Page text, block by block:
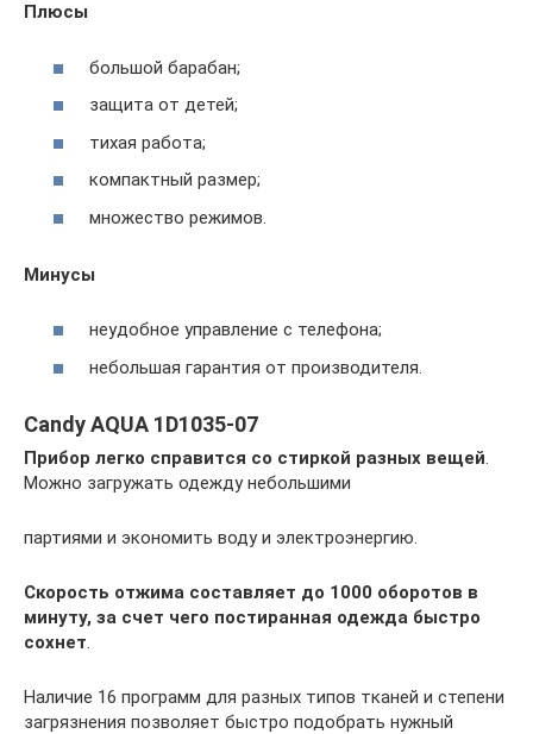
Плюсы
большой барабан;
защита от детей;
тихая работа;
компактный размер;
множество режимов.
Минусы
неудобное управление с телефона;
небольшая гарантия от производителя.
Candy AQUA 1D1035-07
Прибор легко справится со стиркой разных вещей.
Можно загружать одежду небольшими
партиями и экономить воду и электроэнергию.
Скорость отжима составляет до 1000 оборотов в
минуту, за счет чего постиранная одежда быстро
сохнет.
Наличие 16 программ для разных типов тканей и степени
загрязнения позволяет быстро подобрать нужный